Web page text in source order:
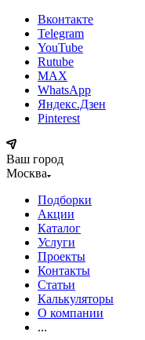
Вконтакте
Telegram
YouTube
Rutube
MAX
WhatsApp
Яндекс.Дзен
Pinterest
Ваш город
Москва
Подборки
Акции
Каталог
Услуги
Проекты
Контакты
Статьи
Калькуляторы
О компании
...